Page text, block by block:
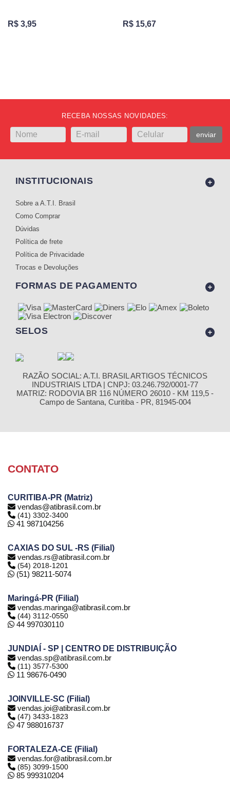
R$ 3,95 R$ 15,67
RECEBA NOSSAS NOVIDADES:
enviar
INSTITUCIONAIS
Sobre a A.T.I. Brasil
Como Comprar
Dúvidas
Política de frete
Política de Privacidade
Trocas e Devoluções
FORMAS DE PAGAMENTO
SELOS
RAZÃO SOCIAL: A.T.I. BRASIL ARTIGOS TÉCNICOS
INDUSTRIAIS LTDA | CNPJ: 03.246.792/0001-77
MATRIZ: RODOVIA BR 116 NÚMERO 26010 - KM 119,5 -
Campo de Santana, Curitiba - PR, 81945-004
CONTATO
CURITIBA-PR (Matriz)
vendas@atibrasil.com.br
(41) 3302-3400
41 987104256
CAXIAS DO SUL -RS (Filial)
vendas.rs@atibrasil.com.br
(54) 2018-1201
(51) 98211-5074
Maringá-PR (Filial)
vendas.maringa@atibrasil.com.br
(44) 3112-0550
44 997030110
JUNDIAÍ - SP | CENTRO DE DISTRIBUIÇÃO
vendas.sp@atibrasil.com.br
(11) 3577-5300
11 98676-0490
JOINVILLE-SC (Filial)
vendas.joi@atibrasil.com.br
(47) 3433-1823
47 988016737
FORTALEZA-CE (Filial)
vendas.for@atibrasil.com.br
(85) 3099-1500
85 999310204